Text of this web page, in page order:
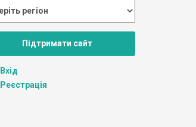
Підтримати сайт
Вхід
Реєстрація